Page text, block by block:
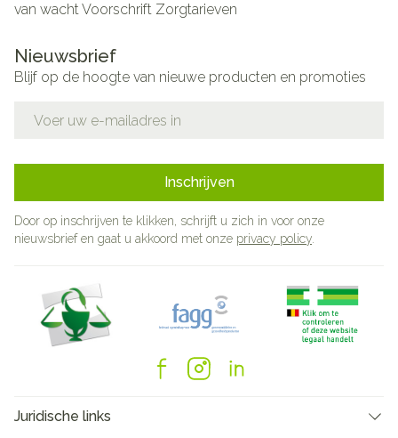
van wachtVoorschrift Zorgtarieven
Nieuwsbrief
Blijf op de hoogte van nieuwe producten en promoties
Inschrijven
Door op inschrijven te klikken, schrijft u zich in voor onze
nieuwsbrief en gaat u akkoord met onze privacy policy
Juridische links